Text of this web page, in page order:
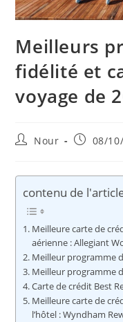
Meilleurs
fidélité et
voyage de
Auteur/autrice
publication :
Nour 08/
contenu de
Meilleure carte de
aérienne : Allegiant
Meilleur programme
Meilleur programme
Carte de crédit Best
Meilleure carte de
l’hôtel : Wyndham